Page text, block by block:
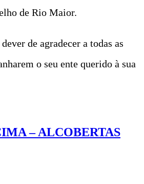
de Rio Maior.
de agradecer a todas as
o seu ente querido à sua
– ALCOBERTAS